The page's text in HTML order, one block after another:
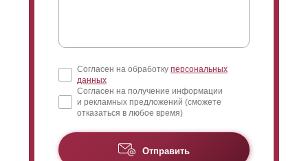
Согласен на обработку персональных
данных
Согласен на получение информации
и рекламных предложений (сможете
отказаться в любое время)
Отправить